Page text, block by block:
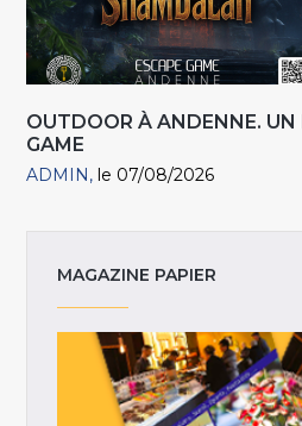
OUTDOOR À ANDENNE. UN
GAME
ADMIN le 07/08/2026
MAGAZINE PAPIER